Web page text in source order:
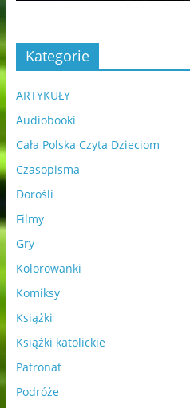
Kategorie
ARTYKUŁY
Audiobooki
Cała Polska Czyta Dzieciom
Czasopisma
Dorośli
Filmy
Gry
Kolorowanki
Komiksy
Książki
Książki katolickie
Patronat
Podróże